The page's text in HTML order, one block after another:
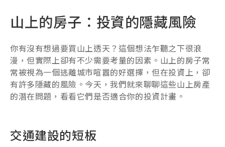
山上的房子：投資的隱藏風險
你有沒有想過要買山上透天？這個想法乍聽之下很浪
漫，但實際上卻有不少需要考量的因素。山上的房子常
常被視為一個逃離城市喧囂的好選擇，但在投資上，卻
有許多隱藏的風險。今天，我們就來聊聊這些山上房產
的潛在問題，看看它們是否適合你的投資計畫。
交通建設的短板